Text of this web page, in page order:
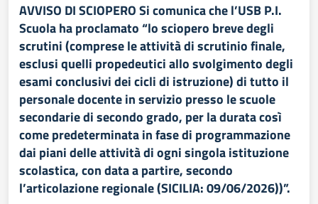
AVVISO DI SCIOPERO Si comunica che l’USB P.I.
Scuola ha proclamato “lo sciopero breve degli
scrutini (comprese le attività di scrutinio finale,
esclusi quelli propedeutici allo svolgimento degli
esami conclusivi dei cicli di istruzione) di tutto il
personale docente in servizio presso le scuole
secondarie di secondo grado, per la durata così
come predeterminata in fase di programmazione
dai piani delle attività di ogni singola istituzione
scolastica, con data a partire, secondo
l’articolazione regionale (SICILIA: 09/06/2026))”.